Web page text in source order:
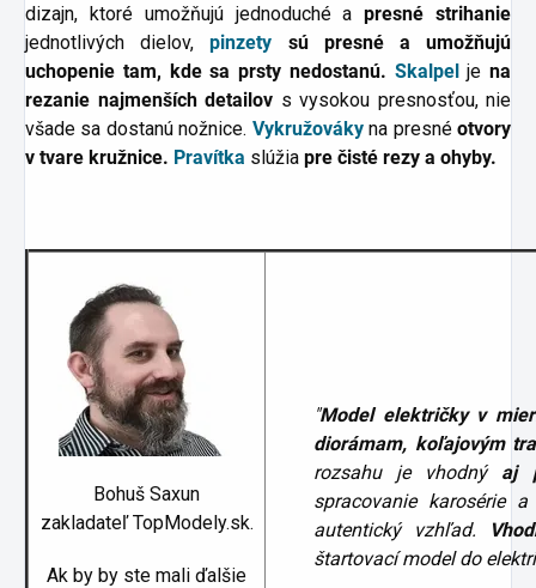
dizajn, ktoré umožňujú jednoduché a presné strihanie
jednotlivých dielov,pinzety sú presné a umožňujú
uchopenie tam, kde sa prsty nedostanú. Skalpelje na
rezanie najmenších detailov s vysokou presnosťou, nie
všade sa dostanú nožnice. Vykružováky na presnéotvory
v tvare kružnice. Pravítka slúžia pre čisté rezy a ohyby.
Bohuš Saxun
zakladateľ TopModely.sk.
Ak by by ste mali ďalšie
"Model električky v
diorámam, koľajovým
rozsahu je vhodný aj
spracovanie karosérie
autentický vzhľad.
štartovací model do